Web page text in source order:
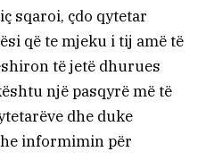
sqaroi, çdo qytetar
që te mjeku i tij amë të
të jetë dhurues
një pasqyrë më të
dhe duke
informimin për